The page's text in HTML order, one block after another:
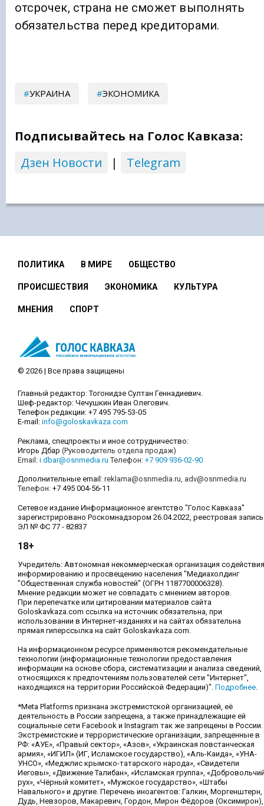
отсрочек, страна не сможет выполнять
обязательства перед кредиторами.
УКРАИНА ЭКОНОМИКА
Подписывайтесь на Голос Кавказа:
Дзен Новости
| Telegram
ПОЛИТИКА В МИРЕ ОБЩЕСТВО
ПРОИСШЕСТВИЯ ЭКОНОМИКА КУЛЬТУРА
МНЕНИЯ СПОРТ
© 2026 | Все права защищены
Главный редактор: Тогонидзе Султан Геннадиевич.
Шеф-редактор: Чечушкин Иван Олегович.
Телефон редакции: +7 495 795-53-05
E-mail: info@goloskavkaza.com
Реклама, спецпроекты и иное сотрудничество:
Игорь Дбар (Руководитель отдела продаж)
Email: i.dbar@osnmedia.ru Телефон: +7 909 936-02-90
Дополнительные email: reklama@osnmedia.ru, adv@osnmedia.ru
Телефон: +7 495 004-56-11
Сетевое издание Информационное агентство "Голос Кавказа"
зарегистрировано Роскомнадзором 26.04.2022, реестровая запись
ЭЛ № ФС 77 - 82837
18+
Учредитель: Автономная некоммерческая организация содействия
информированию и просвещению населения "Медиахолдинг
"Общественная служба новостей" (ОГРН 1187700006328).
Мнение редакции может не совпадать с мнением авторов.
При перепечатке или цитировании материалов сайта
Goloskavkaza.com ссылка на источник обязательна, при
использовании в Интернет-изданиях и на сайтах обязательна
прямая гиперссылка на сайт Goloskavkaza.com.
На информационном ресурсе применяются рекомендательные
технологии (информационные технологии предоставления
информации на основе сбора, систематизации и анализа сведений,
относящихся к предпочтениям пользователей сети "Интернет",
находящихся на территории Российской Федерации)". Подробнее.
*Meta Platforms признана экстремистской организацией, её
деятельность в России запрещена, а также принадлежащие ей
социальные сети Facebook и Instagram так же запрещены в России.
Экстремистские и террористические организации, запрещенные в
РФ: «АУЕ», «Правый сектор», «Азов», «Украинская повстанческая
армия», «ИГИЛ» (ИГ, Исламское государство), «Аль-Каида», «УНА-
УНСО», «Меджлис крымско-татарского народа», «Свидетели
Иеговы», «Движение Талибан», «Исламская группа»,
рух», «Чёрный комитет», «Мужское государство», «Штабы
Навального» и другие. Перечень иноагентов: Галкин, Моргенштерн,
Дудь, Невзоров, Макаревич, Гордон, Мирон Фёдоров (Оксимирон),